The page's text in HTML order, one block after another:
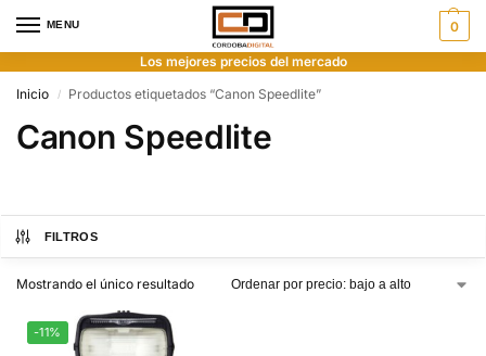
MENU 0
Los mejores precios del mercado
Inicio
/ Productos etiquetados “Canon Speedlite”
Canon Speedlite
FILTROS
Mostrando el único resultado
-11%